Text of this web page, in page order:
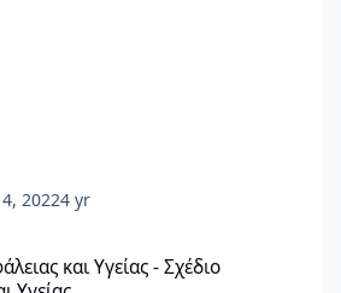
20224 yr
και Υγείας - Σχέδιο